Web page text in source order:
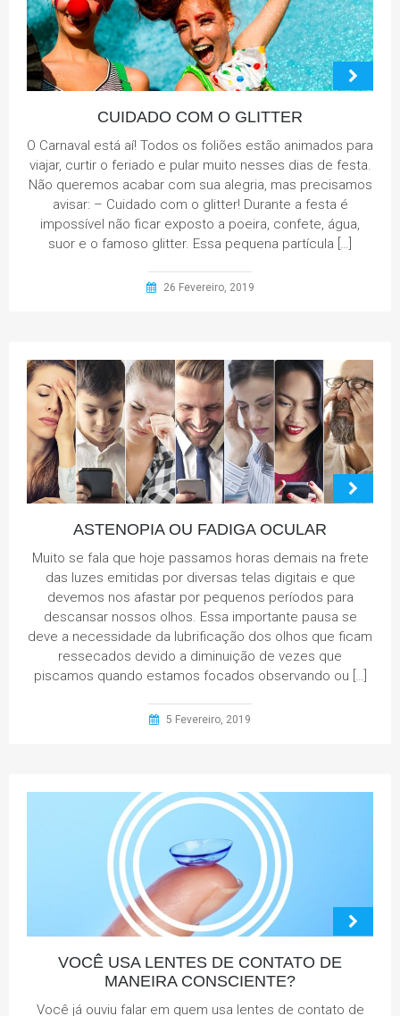
CUIDADO COM O GLITTER
O Carnaval está aí! Todos os foliões estão animados para
viajar, curtir o feriado e pular muito nesses dias de festa.
Não queremos acabar com sua alegria, mas precisamos
avisar: – Cuidado com o glitter! Durante a festa é
impossível não ficar exposto a poeira, confete, água,
suor e o famoso glitter. Essa pequena partícula […]
26 Fevereiro, 2019
ASTENOPIA OU FADIGA OCULAR
Muito se fala que hoje passamos horas demais na frete
das luzes emitidas por diversas telas digitais e que
devemos nos afastar por pequenos períodos para
descansar nossos olhos. Essa importante pausa se
deve a necessidade da lubrificação dos olhos que ficam
ressecados devido a diminuição de vezes que
piscamos quando estamos focados observando ou […]
5 Fevereiro, 2019
VOCÊ USA LENTES DE CONTATO DE
MANEIRA CONSCIENTE?
Você já ouviu falar em quem usa lentes de contato de